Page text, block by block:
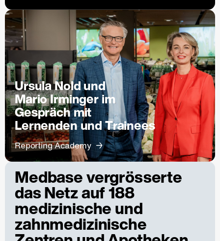
Ursula Nold und
Mario Irminger im
Gespräch mit
Lernenden und Trainees
Reporting Academy
Medbase vergrösserte
das Netz auf 188
medizinische und
zahnmedizinische